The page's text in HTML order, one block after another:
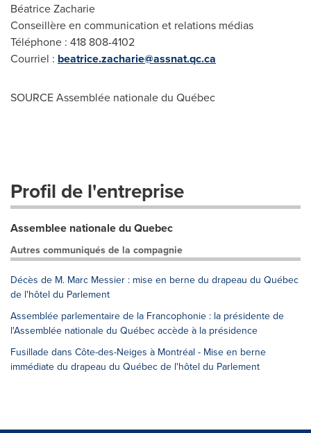
Béatrice Zacharie
Conseillère en communication et relations médias
Téléphone : 418 808-4102
Courriel : beatrice.zacharie@assnat.qc.ca
SOURCE Assemblée nationale du Québec
Profil de l'entreprise
Assemblee nationale du Quebec
Autres communiqués de la compagnie
Décès de M. Marc Messier : mise en berne du drapeau du Québec
de l'hôtel du Parlement
Assemblée parlementaire de la Francophonie : la présidente de
l'Assemblée nationale du Québec accède à la présidence
Fusillade dans Côte-des-Neiges à Montréal - Mise en berne
immédiate du drapeau du Québec de l'hôtel du Parlement